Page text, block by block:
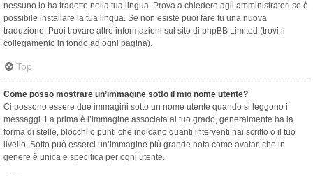
nessuno lo ha tradotto nella tua lingua. Prova a chiedere agli amministratori se è
possibile installare la tua lingua. Se non esiste puoi fare tu una nuova
traduzione. Puoi trovare altre informazioni sul sito di phpBB Limited (trovi il
collegamento in fondo ad ogni pagina).
Top
Come posso mostrare un’immagine sotto il mio nome utente?
Ci possono essere due immagini sotto un nome utente quando si leggono i
messaggi. La prima è l’immagine associata al tuo grado, generalmente ha la
forma di stelle, blocchi o punti che indicano quanti interventi hai scritto o il tuo
livello. Sotto può esserci un’immagine più grande nota come avatar, che in
genere è unica e specifica per ogni utente.